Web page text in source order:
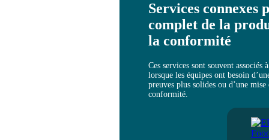
Services connexes
complet de la
la conformité
Ces services sont souvent
lorsque les équipes ont besoin
preuves plus solides ou d’une
conformité.